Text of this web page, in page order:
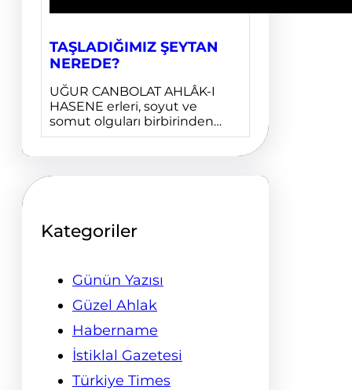
TAŞLADIĞIMIZ ŞEYTAN
NEREDE?
UĞUR CANBOLAT AHLÂK-I
HASENE erleri, soyut ve
somut olguları birbirinden…
Kategoriler
Günün Yazısı
Güzel Ahlak
Habername
İstiklal Gazetesi
Türkiye Times